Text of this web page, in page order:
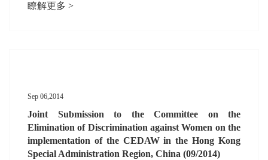
瞭解更多 >
Sep 06,2014
Joint Submission to the Committee on the
Elimination of Discrimination against Women on the
implementation of the CEDAW in the Hong Kong
Special Administration Region, China (09/2014)